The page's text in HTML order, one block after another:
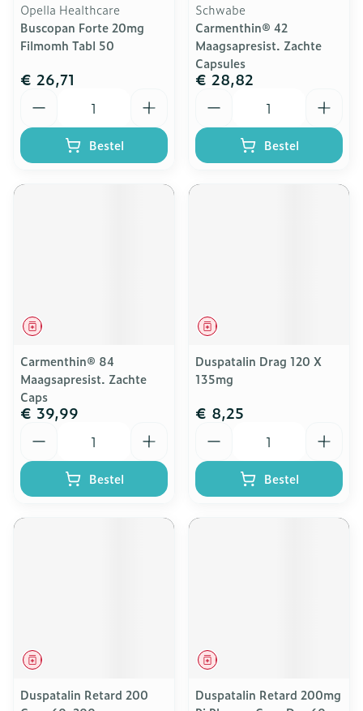
Opella Healthcare
Buscopan Forte 20mg
Filmomh Tabl 50
€ 26,71
Bestel
Schwabe
Carmenthin® 42
Maagsapresist. Zachte
Capsules
€ 28,82
Bestel
Geneesmiddel
Carmenthin® 84
Maagsapresist. Zachte
Caps
€ 39,99
Bestel
Geneesmiddel
Duspatalin Drag 120 X
135mg
€ 8,25
Bestel
Geneesmiddel
Duspatalin Retard 200
Geneesmiddel
Duspatalin Retard 200mg